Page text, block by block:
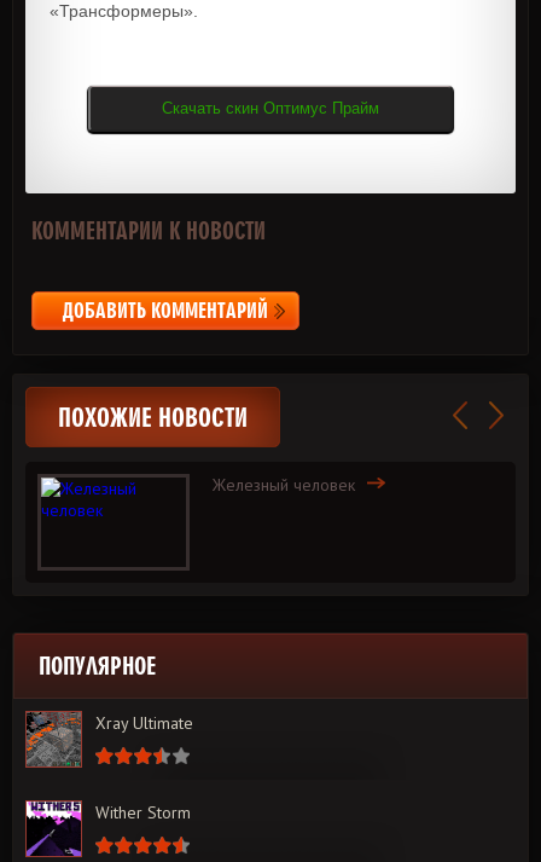
«Трансформеры».
Скачать скин Оптимус Прайм
КОММЕНТАРИИ К НОВОСТИ
ДОБАВИТЬ КОММЕНТАРИЙ
ПОХОЖИЕ НОВОСТИ
Железный человек
ПОПУЛЯРНОЕ
Xray Ultimate
Wither Storm